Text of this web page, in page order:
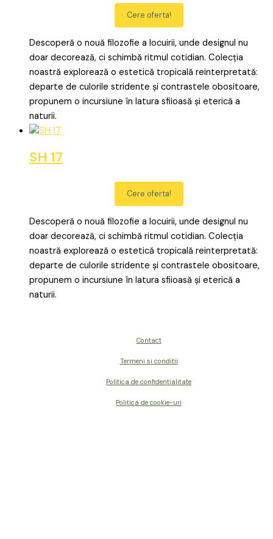
Cere oferta!
Descoperă o nouă filozofie a locuirii, unde designul nu
doar decorează, ci schimbă ritmul cotidian. Colecția
noastră explorează o estetică tropicală reinterpretată:
departe de culorile stridente și contrastele obositoare,
propunem o incursiune în latura sfiioasă și eterică a
naturii.
SH 17
Cere oferta!
Descoperă o nouă filozofie a locuirii, unde designul nu
doar decorează, ci schimbă ritmul cotidian. Colecția
noastră explorează o estetică tropicală reinterpretată:
departe de culorile stridente și contrastele obositoare,
propunem o incursiune în latura sfiioasă și eterică a
naturii.
Contact
Termeni si conditii
Politica de confidentialitate
Politica de cookie-uri